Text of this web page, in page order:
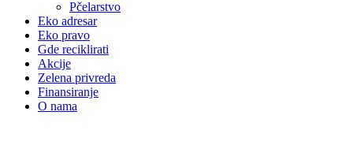
Pčelarstvo
Eko adresar
Eko pravo
Gde reciklirati
Akcije
Zelena privreda
Finansiranje
O nama